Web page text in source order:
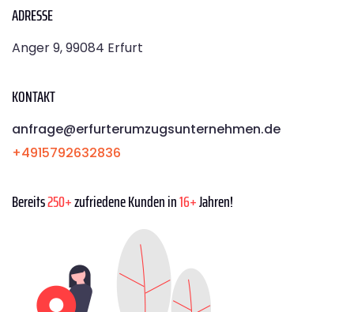
ADRESSE
Anger 9, 99084 Erfurt
KONTAKT
anfrage@erfurterumzugsunternehmen.de
+4915792632836
Bereits250+zufriedene Kunden in16+Jahren!